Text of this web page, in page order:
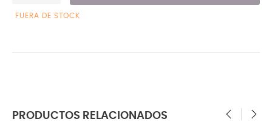
FUERA DE STOCK
PRODUCTOS RELACIONADOS